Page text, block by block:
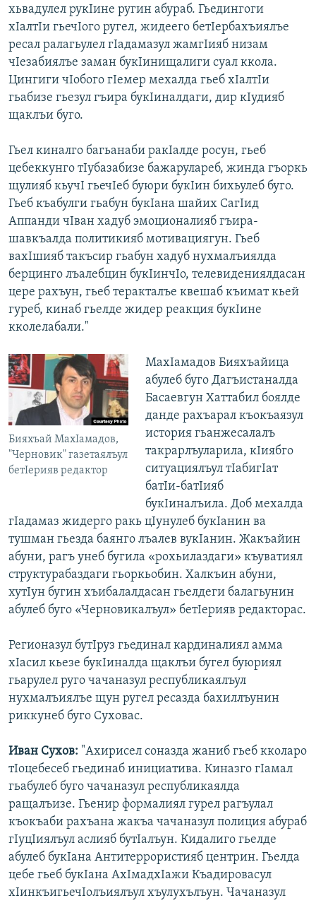
хьвадулел рукІине ругин абураб. Гьедингоги
хІалтІи гьечІого ругел, жидеего бетІербахъиялъе
ресал ралагьулел гІадамазул жамгІияб низам
чІезабиялъе заман букІинищалиги суал ккола.
Цингиги чІобого гІемер мехалда гьеб хІалтІи
гьабизе гьезул гъира букІиналдаги, дир кІудияб
щаклъи буго.
Гьел киналго багьанаби ракІалде росун, гьеб
цебеккунго тІубазабизе бажарулареб, жинда гъоркь
щулияб кьучІ гьечІеб буюри букІин бихьулеб буго.
Гьеб къабулги гьабун букІана шайих СагІид
Аппанди чІван хадуб эмоционалияб гъира-
шавкъалда политикияб мотивациягун. Гьеб
вахІшияб такъсир гьабун хадуб нухмалъиялда
берцинго лъалебцин букІинчІо, телевидениялдасан
цере рахъун, гьеб теракталъе квешаб къимат кьей
гуреб, кинаб гьелде жидер реакция букІине
кколелабали."
Бияхъай МахІамадов,
"Черновик" газетаялъул
бетІерияв редактор
МахІамадов Бияхъайица
абулеб буго Дагъистаналда
Басаевгун Хаттабил боялде
данде рахъарал къокъаязул
история гьанжесалалъ
такрарлъуларила, кІиябго
ситуациялъул тІабигІат
батІи-батІияб
букІиналъила. Доб мехалда
гІадамаз жидерго ракь цІунулеб букІанин ва
тушман гьезда баянго лъалев вукІанин. Жакъайин
абуни, рагъ унеб бугила «рохьилаздаги» къуватиял
структурабаздаги гьоркьобин. Халкъин абуни,
хутІун бугин хъибалалдасан гьелдеги балагьунин
абулеб буго «Черновикалъул» бетІерияв редакторас.
Регионазул бутІруз гьединал кардиналиял амма
хІасил кьезе букІиналда щаклъи бугел буюриял
гьарулел руго чачаназул республикаялъул
нухмалъиялъе щун ругел ресазда бахиллъунин
риккунеб буго Суховас.
Иван Сухов: "Ахирисел соназда жаниб гьеб кколаро
тІоцебесеб гьединаб инициатива. Киназго гІамал
гьабулеб буго чачаназул республикаялда
ращалъизе. Гьенир формалиял гурел рагъулал
къокъаби рахъана жакъа чачаназул полиция абураб
гІуцІиялъул аслияб бутІалъун. Кидалиго гьелде
абулеб букІана Антитеррористияб центрин. Гьелда
цебе гьеб букІана АхІмадхІажи Къадировасул
хІинкъигьечІолъиялъул хъулухълъун. Чачаназул